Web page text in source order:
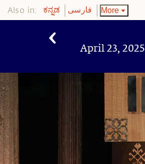
Also in: ಕನ್ನಡ فارسی More
April 23, 2025